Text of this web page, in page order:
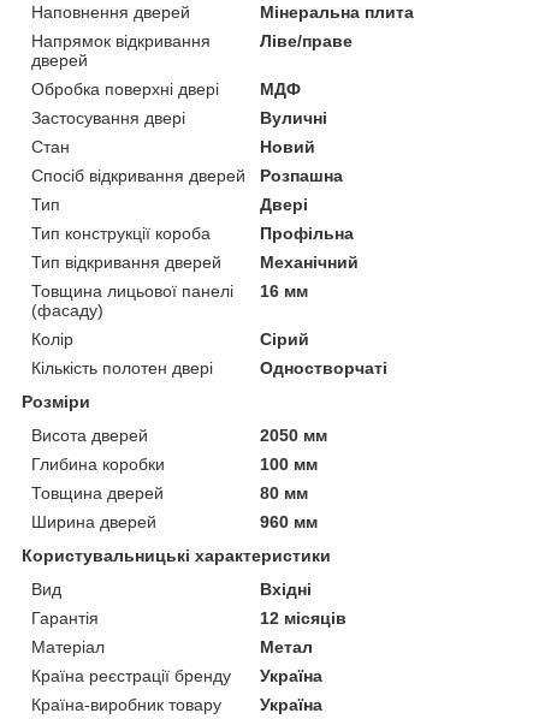
Наповнення дверей
Мінеральна плита
Напрямок відкривання
дверей
Ліве/праве
Обробка поверхні двері
МДФ
Застосування двері
Вуличні
Стан
Новий
Спосіб відкривання дверей
Розпашна
Тип
Двері
Тип конструкції короба
Профільна
Тип відкривання дверей
Механічний
Товщина лицьової панелі
(фасаду)
16 мм
Колір
Сірий
Кількість полотен двері
Одностворчаті
Розміри
Висота дверей
2050 мм
Глибина коробки
100 мм
Товщина дверей
80 мм
Ширина дверей
960 мм
Користувальницькі характеристики
Вид
Вхідні
Гарантія
12 місяців
Матеріал
Метал
Країна реєстрації бренду
Україна
Країна-виробник товару
Україна